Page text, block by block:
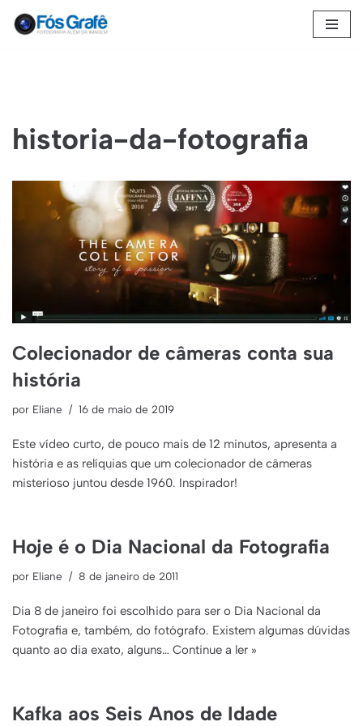
historia-da-fotografia
Colecionador de câmeras conta sua
história
por Eliane 16 de maio de 2019
Este vídeo curto, de pouco mais de 12 minutos, apresenta a
história e as relíquias que um colecionador de câmeras
misterioso juntou desde 1960. Inspirador!
Hoje é o Dia Nacional da Fotografia
por Eliane 8 de janeiro de 2011
Dia 8 de janeiro foi escolhido para ser o Dia Nacional da
Fotografia e, também, do fotógrafo. Existem algumas dúvidas
quanto ao dia exato, alguns… Continue a ler »
Kafka aos Seis Anos de Idade